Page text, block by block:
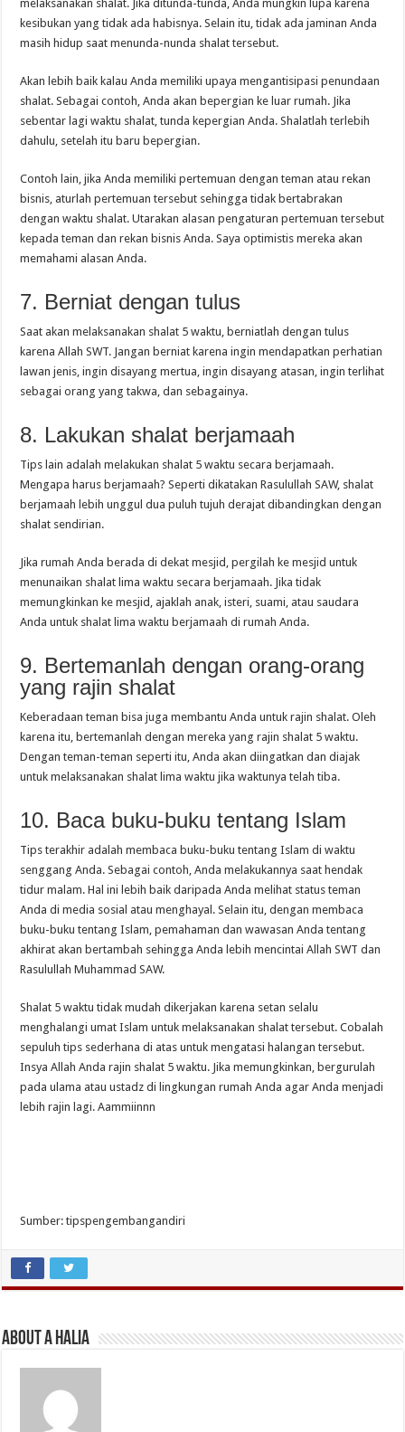
melaksanakan shalat. Jika ditunda-tunda, Anda mungkin lupa karena
kesibukan yang tidak ada habisnya. Selain itu, tidak ada jaminan Anda
masih hidup saat menunda-nunda shalat tersebut.
Akan lebih baik kalau Anda memiliki upaya mengantisipasi penundaan
shalat. Sebagai contoh, Anda akan bepergian ke luar rumah. Jika
sebentar lagi waktu shalat, tunda kepergian Anda. Shalatlah terlebih
dahulu, setelah itu baru bepergian.
Contoh lain, jika Anda memiliki pertemuan dengan teman atau rekan
bisnis, aturlah pertemuan tersebut sehingga tidak bertabrakan
dengan waktu shalat. Utarakan alasan pengaturan pertemuan tersebut
kepada teman dan rekan bisnis Anda. Saya optimistis mereka akan
memahami alasan Anda.
7. Berniat dengan tulus
Saat akan melaksanakan shalat 5 waktu, berniatlah dengan tulus
karena Allah SWT. Jangan berniat karena ingin mendapatkan perhatian
lawan jenis, ingin disayang mertua, ingin disayang atasan, ingin terlihat
sebagai orang yang takwa, dan sebagainya.
8. Lakukan shalat berjamaah
Tips lain adalah melakukan shalat 5 waktu secara berjamaah.
Mengapa harus berjamaah? Seperti dikatakan Rasulullah SAW, shalat
berjamaah lebih unggul dua puluh tujuh derajat dibandingkan dengan
shalat sendirian.
Jika rumah Anda berada di dekat mesjid, pergilah ke mesjid untuk
menunaikan shalat lima waktu secara berjamaah. Jika tidak
memungkinkan ke mesjid, ajaklah anak, isteri, suami, atau saudara
Anda untuk shalat lima waktu berjamaah di rumah Anda.
9. Bertemanlah dengan orang-orang
yang rajin shalat
Keberadaan teman bisa juga membantu Anda untuk rajin shalat. Oleh
karena itu, bertemanlah dengan mereka yang rajin shalat 5 waktu.
Dengan teman-teman seperti itu, Anda akan diingatkan dan diajak
untuk melaksanakan shalat lima waktu jika waktunya telah tiba.
10. Baca buku-buku tentang Islam
Tips terakhir adalah membaca buku-buku tentang Islam di waktu
senggang Anda. Sebagai contoh, Anda melakukannya saat hendak
tidur malam. Hal ini lebih baik daripada Anda melihat status teman
Anda di media sosial atau menghayal. Selain itu, dengan membaca
buku-buku tentang Islam, pemahaman dan wawasan Anda tentang
akhirat akan bertambah sehingga Anda lebih mencintai Allah SWT dan
Rasulullah Muhammad SAW.
Shalat 5 waktu tidak mudah dikerjakan karena setan selalu
menghalangi umat Islam untuk melaksanakan shalat tersebut. Cobalah
sepuluh tips sederhana di atas untuk mengatasi halangan tersebut.
Insya Allah Anda rajin shalat 5 waktu. Jika memungkinkan, bergurulah
pada ulama atau ustadz di lingkungan rumah Anda agar Anda menjadi
lebih rajin lagi. Aammiinnn
Sumber: tipspengembangandiri
About A Halia